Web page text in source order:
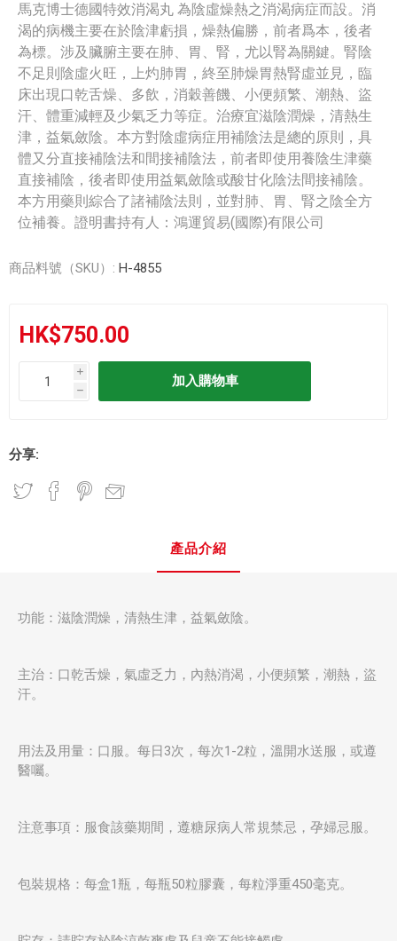
馬克博士德國特效消渴丸 為陰虛燥熱之消渴病症而設。消
渴的病機主要在於陰津虧損，燥熱偏勝，前者爲本，後者
為標。涉及臟腑主要在肺、胃、腎，尤以腎為關鍵。腎陰
不足則陰虛火旺，上灼肺胃，終至肺燥胃熱腎虛並見，臨
床出現口乾舌燥、多飲，消穀善饑、小便頻繁、潮熱、盜
汗、體重減輕及少氣乏力等症。治療宜滋陰潤燥，清熱生
津，益氣斂陰。本方對陰虛病症用補陰法是總的原則，具
體又分直接補陰法和間接補陰法，前者即使用養陰生津藥
直接補陰，後者即使用益氣斂陰或酸甘化陰法間接補陰。
本方用藥則綜合了諸補陰法則，並對肺、胃、腎之陰全方
位補養。證明書持有人：鴻運貿易(國際)有限公司
商品料號（SKU）: H-4855
HK$750.00
i
h
分享:
產品介紹
功能：滋陰潤燥，清熱生津，益氣斂陰。
主治：口乾舌燥，氣虛乏力，內熱消渴，小便頻繁，潮熱，盜
汗。
用法及用量：口服。每日3次，每次1-2粒，溫開水送服，或遵
醫囑。
注意事項：服食該藥期間，遵糖尿病人常規禁忌，孕婦忌服。
包裝規格：每盒1瓶，每瓶50粒膠囊，每粒淨重450毫克。